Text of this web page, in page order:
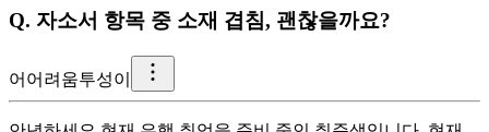
Q. 자소서 항목 중 소재 겹침, 괜찮을까요?
어 어려움투성이